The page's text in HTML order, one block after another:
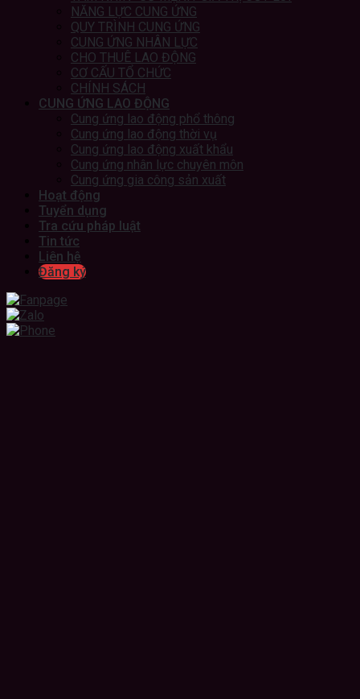
NĂNG LỰC CUNG ỨNG
QUY TRÌNH CUNG ỨNG
CUNG ỨNG NHÂN LỰC
CHO THUÊ LAO ĐỘNG
CƠ CẤU TỔ CHỨC
CHÍNH SÁCH
CUNG ỨNG LAO ĐỘNG
Cung ứng lao động phổ thông
Cung ứng lao động thời vụ
Cung ứng lao động xuất khẩu
Cung ứng nhân lực chuyên môn
Cung ứng gia công sản xuất
Hoạt động
Tuyển dụng
Tra cứu pháp luật
Tin tức
Liên hệ
Đăng ký